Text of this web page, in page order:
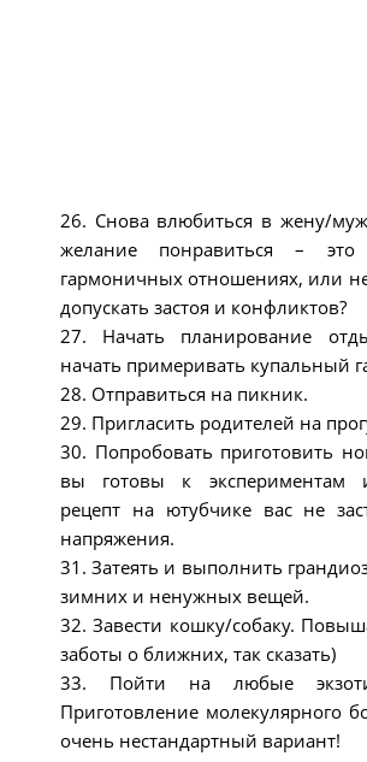
26. Снова влюбиться в жену/
желание понравиться –
гармоничных отношениях, или
допускать застоя и конфликтов?
27. Начать планирование
начать примеривать купальный
28. Отправиться на пикник.
29. Пригласить родителей на
30. Попробовать приготовить
вы готовы к экспериментам
рецепт на ютубчике вас не
напряжения.
31. Затеять и выполнить
зимних и ненужных вещей.
32. Завести кошку/собаку.
заботы о ближних, так сказать)
33. Пойти на любые
Приготовление молекулярного
очень нестандартный вариант!